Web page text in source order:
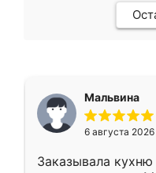
Мальвина
6 августа 2026
Заказывала кухню